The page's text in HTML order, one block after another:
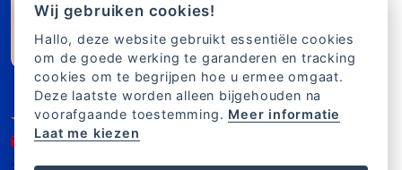
Wij gebruiken cookies!
Hallo, deze website gebruikt essentiële cookies
om de goede werking te garanderen en tracking
cookies om te begrijpen hoe u ermee omgaat.
Deze laatste worden alleen bijgehouden na
voorafgaande toestemming. Meer informatie
Laat me kiezen